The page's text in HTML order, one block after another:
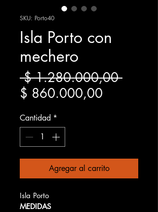
SKU: Porto40
Isla Porto con
mechero
$ 1.280.000,00 Precio
$ 860.000,00
Cantidad *
Agregar al carrito
Isla Porto
MEDIDAS﻿